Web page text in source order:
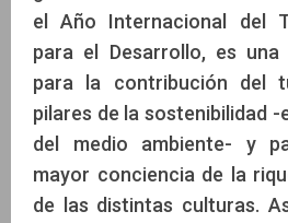
el Año Internacional del
para el Desarrollo, es
para la contribución del
pilares de la sostenibilidad
del medio ambiente- y
mayor conciencia de la
de las distintas culturas.